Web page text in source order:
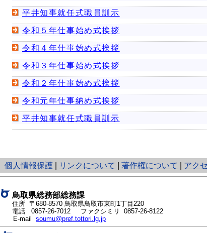
平井知事就任式職員訓示
令和５年仕事始め式挨拶
令和４年仕事始め式挨拶
令和３年仕事始め式挨拶
令和２年仕事始め式挨拶
令和元年仕事納め式挨拶
平井知事就任式職員訓示
個人情報保護
と
り
ッ
ト
へ
の
リンクについて 著作権について アク
鳥取県総務部総務課
住所 〒680-8570 鳥取県鳥取市東町1丁目220
電話 0857-26-7012
ファクシミリ 0857-26-8122
E-mail soumu@pref.tottori.lg.jp